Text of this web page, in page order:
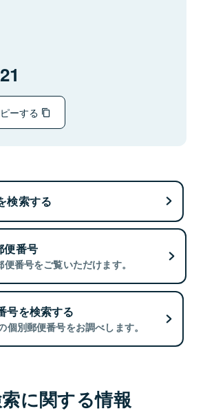
ーする
検索する
便番号
番号をご覧いただけます。
号を検索する
個別郵便番号をお調べします。
に関する情報